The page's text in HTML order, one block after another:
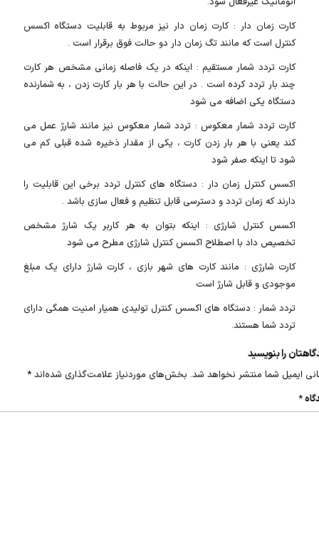
کارت زمان دار : کارت زمان دار نیز مربوط به قابلیت دستگاه اکسس
کنترل است که مانند تگ زمان دار دو حالت فوق برقرار است .
کارت تردد شمار مستقیم : اینکه در یک فاصله زمانی مشخص هر کارت
چند بار تردد کرده است . در این حالت با هر بار کارت زدن ، به شمارنده
دستگاه یکی اضافه می شود
کارت تردد شمار معکوس : تردد شمار معکوس نیز مانند شارژ عمل می
کند یعنی با هر بار زدن کارت ، یکی از مقدار ذخیره شده قبلی کم می
شود تا اینکه صفر شود
اکسس کنترل زمان دار : دستگاه های کنترل تردد برخی این قابلیت را
دارند که زمان تردد و دسترسی قابل تنظیم و فعال سازی باشد .
اکسس کنترل شارژی : اینکه بتوان به هر کاربر یک شارژ مشخص
تخصیص داد با اصطلاح اکسس کنترل شارژی مطرح می شود
کارت شارژی : مانند کارت های شهر بازی ، کارت شارژ دارای یک مبلغ
موجودی و قابل شارژ است
تردد شمار : دستگاه های اکسس کنترل تولیدی همیار امنیت همگی دارای
تردد شما هستند.
را بنویسید
ایمیل شما منتشر نخواهد شد. بخش‌های موردنیاز علامت‌گذاری شده‌اند *
*